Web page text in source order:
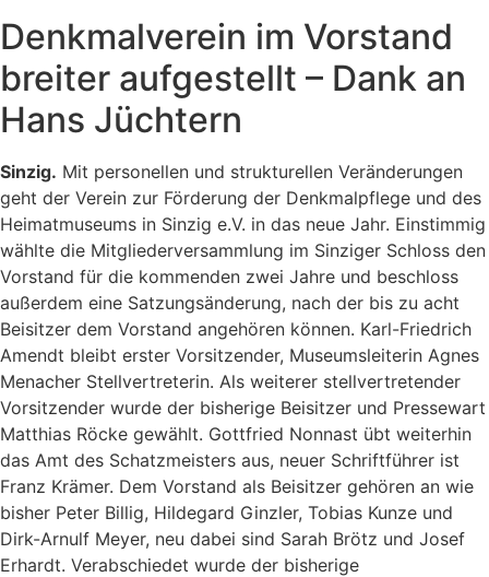
Denkmalverein im Vorstand
breiter aufgestellt – Dank an
Hans Jüchtern
Sinzig. Mit personellen und strukturellen Veränderungen
geht der Verein zur Förderung der Denkmalpflege und des
Heimatmuseums in Sinzig e.V. in das neue Jahr. Einstimmig
wählte die Mitgliederversammlung im Sinziger Schloss den
Vorstand für die kommenden zwei Jahre und beschloss
außerdem eine Satzungsänderung, nach der bis zu acht
Beisitzer dem Vorstand angehören können. Karl-Friedrich
Amendt bleibt erster Vorsitzender, Museumsleiterin Agnes
Menacher Stellvertreterin. Als weiterer stellvertretender
Vorsitzender wurde der bisherige Beisitzer und Pressewart
Matthias Röcke gewählt. Gottfried Nonnast übt weiterhin
das Amt des Schatzmeisters aus, neuer Schriftführer ist
Franz Krämer. Dem Vorstand als Beisitzer gehören an wie
bisher Peter Billig, Hildegard Ginzler, Tobias Kunze und
Dirk-Arnulf Meyer, neu dabei sind Sarah Brötz und Josef
Erhardt. Verabschiedet wurde der bisherige